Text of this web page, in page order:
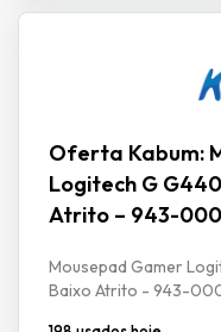
Oferta Kabum:
Logitech G
Atrito – 943-
Mousepad Gamer
Baixo Atrito - 943-